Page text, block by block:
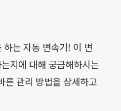
는 자동 변속기! 이 변
지에 대해 궁금해하시는
른 관리 방법을 상세하고